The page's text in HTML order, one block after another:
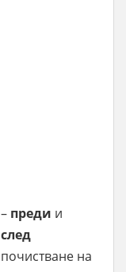
– преди и
след
почистване на